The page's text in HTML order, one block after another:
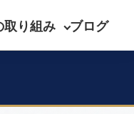
り組み ブログ